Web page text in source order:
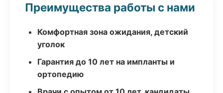
Преимущества работы с нами
Комфортная зона ожидания, детский
уголок
Гарантия до 10 лет на импланты и
ортопедию